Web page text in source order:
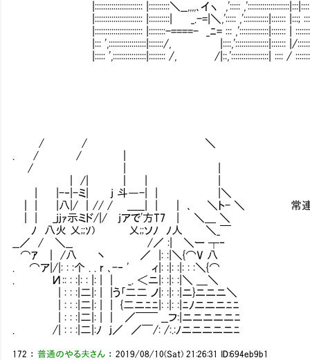
|::::::::::::::::::::::: |::::::::::＼__,,,,､イヽ ,'::::: ,'::::::::::::::::::::|:::|::::
|::::::::::::::::::::::: |::::::::::| _.-=|＼,'::::: ,'::::::::::::|::::::: |:::; :::
|::::::::::::::::::::::: |::::::::-====- _ﾆ= ::: ,'::::::::::::::|::::::: | :::::::
|::: ',::::::::::::::::::|:::::::/, |::::,'::::::::::::::::|::::::: |/::::::
|::::: ',::::::::::::::::|:::::::: /, /|::,'::::::::::::::::::| :::: / :::::::
/ / ＼
. / / |
/ | |
｜ /| ｜ | |
| |-‐|-ミ| j 斗―-| | |＼
｜ | |八|/ ｜// / _____| | ｜ ､ ＼ト- ＼ 常連さん、
｜ | _jjｧ示ミド/|/ jアで'方T7 | ＼＿ ＼
ﾉ 八火 乂;;ｿ) 乂;;ソﾉ ﾉ人 ＼_￣
__／ / ＼__ /／ :| ＼ー ┬‐ ､__人_人
⌒ｱ ｜ /八 丶 ／ |: :|＼{⌒V 八 ）
. ⌒ア|/|: : :个 . . r ､-‐ ' ィ|: :|: :|: : :
. И:: : :|: : |: | | _. ＜ニ|: :|: :|＼ ＿＼
| : : :|二|: | |う｢二二 ノ|: :|: :|ニ}ニニニ＼
| : : :|二|: | | {二ニﾆﾆ|: :|: :|ﾆﾉニニニﾆﾆ
| : : :|二|: | ｜ ／￣￣ __フ:|ニニニニニﾆ
. /| : : :|二|:ﾉ j／ ／￣/: /:.:ﾉニニニニニﾆ
172 ：普通のやる夫さん ：2019/08/10(Sat) 21:26:31 ID:694eb9b1